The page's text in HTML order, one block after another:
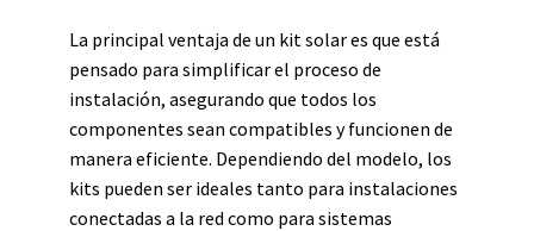
La principal ventaja de un kit solar es que está
pensado para simplificar el proceso de
instalación, asegurando que todos los
componentes sean compatibles y funcionen de
manera eficiente. Dependiendo del modelo, los
kits pueden ser ideales tanto para instalaciones
conectadas a la red como para sistemas